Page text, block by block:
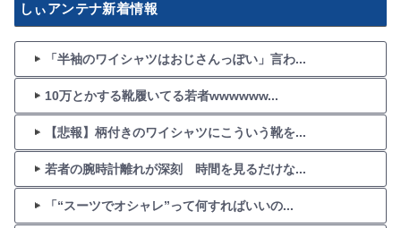
しぃアンテナ新着情報
「半袖のワイシャツはおじさんっぽい」言わ...
10万とかする靴履いてる若者wwwwww...
【悲報】柄付きのワイシャツにこういう靴を...
若者の腕時計離れが深刻 時間を見るだけな...
「“スーツでオシャレ”って何すればいいの...